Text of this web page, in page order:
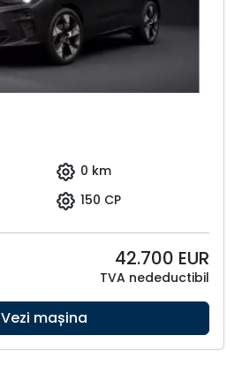
0 km
150 CP
42.700 EUR
TVA nedeductibil
Vezi mașina